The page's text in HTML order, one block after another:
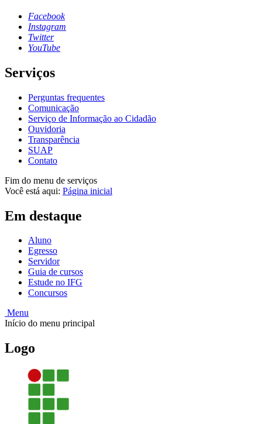
Facebook
Instagram
Twitter
YouTube
Serviços
Perguntas frequentes
Comunicação
Serviço de Informação ao Cidadão
Ouvidoria
Transparência
SUAP
Contato
Fim do menu de serviços
Você está aqui: Página inicial
Em destaque
Aluno
Egresso
Servidor
Guia de cursos
Estude no IFG
Concursos
Menu
Início do menu principal
Logo